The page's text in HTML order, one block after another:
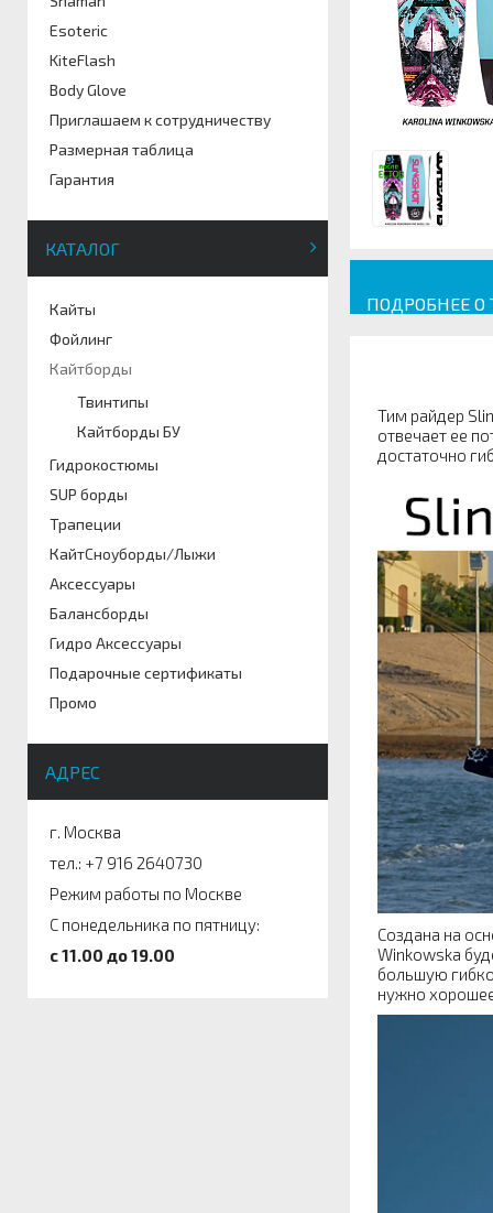
Esoteric
KiteFlash
Body Glove
Приглашаем к сотрудничеству
Размерная таблица
Гарантия
КАТАЛОГ
Кайты
Фойлинг
Кайтборды
Твинтипы
Кайтборды БУ
Гидрокостюмы
SUP борды
Трапеции
КайтСноуборды/Лыжи
Аксессуары
Балансборды
Гидро Аксессуары
Подарочные сертификаты
Промо
АДРЕС
г. Москва
тел.: +7 916 2640730
Режим работы по Москве
С понедельника по пятницу:
c 11.00 до 19.00
ПОДРОБНЕЕ О
Тим райдер
отвечает ее
достаточно
Создана на
Winkowska
большую
нужно